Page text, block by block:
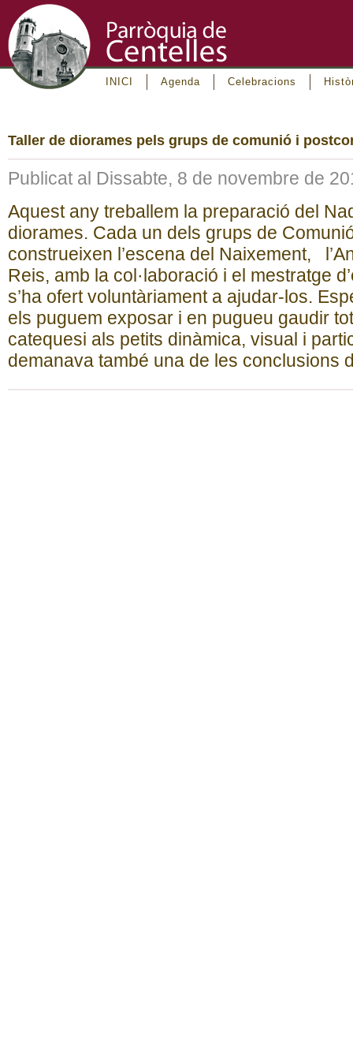
INICI Agenda Celebracions
Taller de diorames pels grups de comunió i
Publicat al Dissabte, 8 de novembre de
Aquest any treballem la preparació del
diorames. Cada un dels grups de
construeixen l’escena del Naixement,
Reis, amb la col·laboració i el mestratge
s’ha ofert voluntàriament a ajudar-los.
els puguem exposar i en pugueu gaudir
catequesi als petits dinàmica, visual i
demanava també una de les conclusions